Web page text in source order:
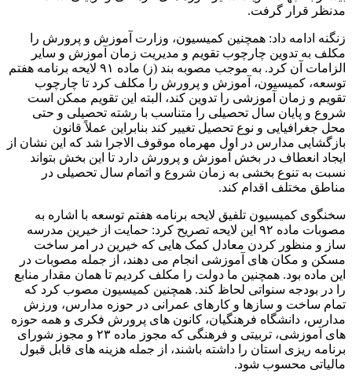
مدنظر قرار گرفت.
زنگنه ادامه داد: همچنین کمیسیون، وزارت آموزش و پرورش را
مکلف به تدوین چارچوب تقویم و مدیریت زمان آموزش و سایر
الزامات آن کرد. به موجب مصوبه بند (ز) ماده ۹۱ لایحه برنامه هفتم
توسعه، کمیسیون، آموزش و پرورش را مکلف کرد تا چارچوب
تقویم و زمان آموزشی را تدوین کند، البته این تقویم ممکن است
شروع و پایان سال تحصیلی را متناسب با رشته تحصیلی و حتی
محل جغرافیایی و نوع تحصیل تغییر کند بنابراین عملاً قانون
بازگشایی مدارس در اول مهرماه موقوف الاجرا شد که این نشان از
ایجاد انعطاف در بخش آموزش و پرورش دارد تا این بخش بتواند
نسبت به تنوع بخشی به زمان شروع و اتمام سال تحصیلی در
مناطق مختلف اقدام کند.
سخنگوی کمیسیون تلفیق لایحه برنامه هفتم توسعه با اشاره به
مصوبات ماده ۹۲ این لایحه تصریح کرد: حمایت از خیرین مدرسه
ساز و منظور کردن معادل کمک هایی که خیرین در امر ساخت
مسکن و مکان های آموزشی انجام می دهند، از جمله مصوبات در
این ماده بود. همچنین ما دولت را مکلف کردیم تا همان مقدار منابع
را در بودجه سنواتی لحاظ کند. همچنین کمیسیون مصوب کرد که
تمام ساخت و سازها و کارهای عمرانی در حوزه مدارس، ورزش
مدارس، دانشگاه فرهنگیان، کانون های پرورش فکری و همه حوزه
های آموزشی، تربیتی و فرهنگی که مجوز ماده ۲۳ و مجوز شورای
برنامه ریزی استان را داشته باشند، از جمله هزینه های قابل قبول
مالیاتی محسوب شود.